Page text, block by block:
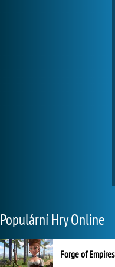
Populární Hry Online
Forge of Empires